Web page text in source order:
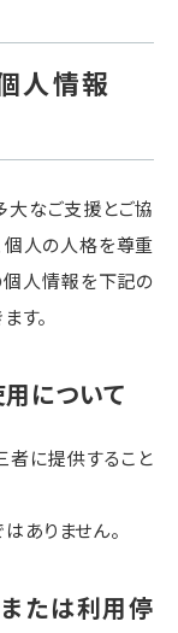
人情報
大なご支援とご協
個人の人格を尊重
個人情報を下記の
す。
について
者に提供すること
ありません。
たは利用停